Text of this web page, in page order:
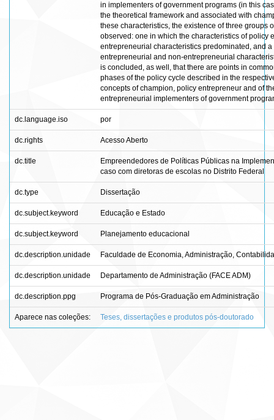
in implementers of government programs (in this
the theoretical framework and associated with
these characteristics, the existence of three groups
observed: one in which the characteristics of
entrepreneurial characteristics predominated, and
entrepreneurial and non-entrepreneurial
is concluded, as well, that there are points in
phases of the policy cycle described in the
concepts of champion, policy entrepreneur and of
entrepreneurial implementers of government
dc.language.iso por
dc.rights Acesso Aberto
dc.title
Empreendedores de Políticas Públicas na
caso com diretoras de escolas no Distrito Federal
dc.type Dissertação
dc.subject.keyword Educação e Estado
dc.subject.keyword Planejamento educacional
dc.description.unidade Faculdade de Economia, Administração,
dc.description.unidade Departamento de Administração (FACE ADM)
dc.description.ppg Programa de Pós-Graduação em Administração
Aparece nas coleções: Teses, dissertações e produtos pós-doutorado